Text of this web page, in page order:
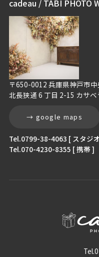
cadeau / TABI PHOTO
〒650-0012 兵庫県神戸市中
北長狭通 6 丁目 2-15 カサ
→ google maps
Tel.0799-38-4063 [ スタジ
Tel.070-4230-8355 [ 携帯 ]